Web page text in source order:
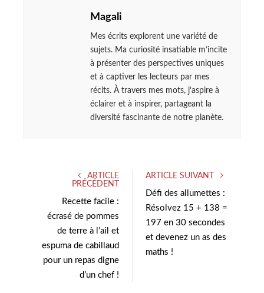
Magali
Mes écrits explorent une variété de
sujets. Ma curiosité insatiable m’incite
à présenter des perspectives uniques
et à captiver les lecteurs par mes
récits. À travers mes mots, j’aspire à
éclairer et à inspirer, partageant la
diversité fascinante de notre planète.
ARTICLE
PRÉCÉDENT
Recette facile :
écrasé de pommes
de terre à l’ail et
espuma de cabillaud
pour un repas digne
d’un chef !
ARTICLE SUIVANT
Défi des allumettes :
Résolvez 15 + 138 =
197 en 30 secondes
et devenez un as des
maths !